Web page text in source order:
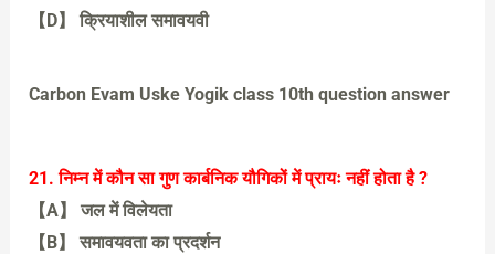
【D】 क्रियाशील समावयवी
Carbon Evam Uske Yogik class 10th question answer
21. निम्न में कौन सा गुण कार्बनिक यौगिकों में प्रायः नहीं होता है ?
【A】 जल में विलेयता
【B】 समावयवता का प्रदर्शन